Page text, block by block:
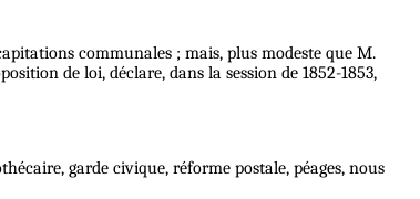
communales ; mais, plus modeste que M.
de loi, déclare, dans la session de 1852-1853,
garde civique, réforme postale, péages, nous